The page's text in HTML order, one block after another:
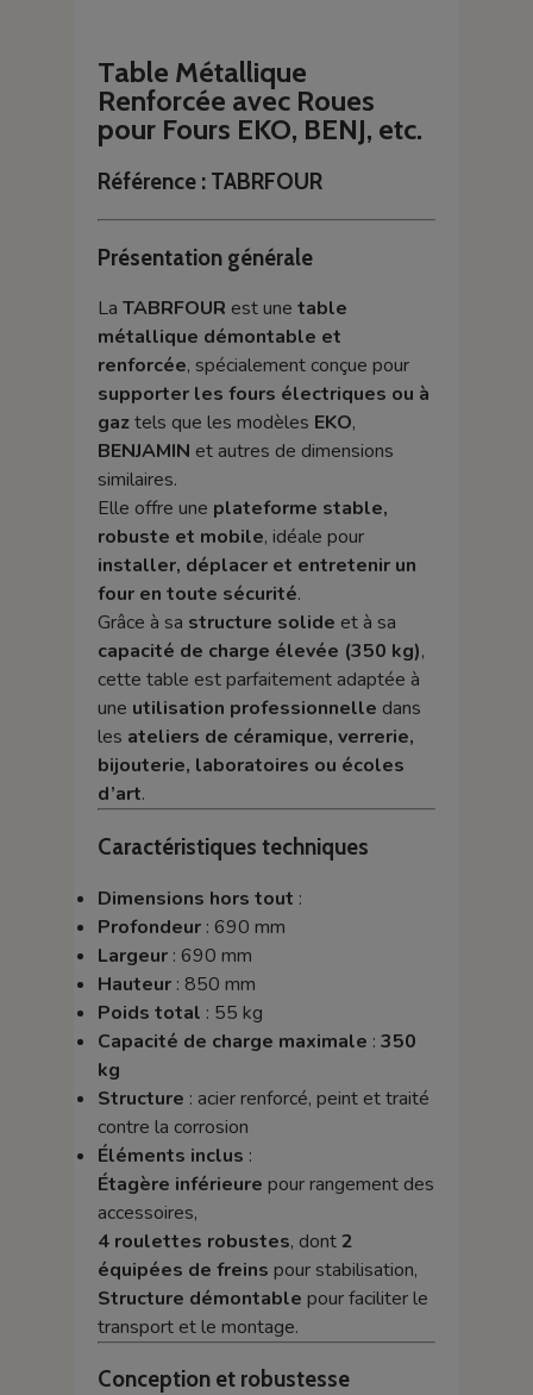
Table Métallique
Renforcée avec Roues
pour Fours EKO, BENJ, etc.
Référence : TABRFOUR
Présentation générale
La TABRFOUR est une table
métallique démontable et
renforcée, spécialement conçue pour
supporter les fours électriques ou à
gaztels que les modèles EKO,
BENJAMIN et autres de dimensions
similaires.
Elle offre une plateforme stable,
robuste et mobile, idéale pour
installer, déplacer et entretenir un
four en toute sécurité.
Grâce à sa structure solide et à sa
capacité de charge élevée (350 kg),
cette table est parfaitement adaptée à
une utilisation professionnelle dans
les ateliers de céramique, verrerie,
bijouterie, laboratoires ou écoles
d’art.
Caractéristiques techniques
Dimensions hors tout :
Profondeur: 690 mm
Largeur: 690 mm
Hauteur: 850 mm
Poids total : 55 kg
Capacité de charge maximale : 350
kg
Structure : acier renforcé, peint et traité
contre la corrosion
Éléments inclus :
Étagère inférieure pour rangement des
accessoires,
4 roulettes robustes, dont2
équipées de freins pour stabilisation,
Structure démontable pour faciliter le
transport et le montage.
Conception et robustesse